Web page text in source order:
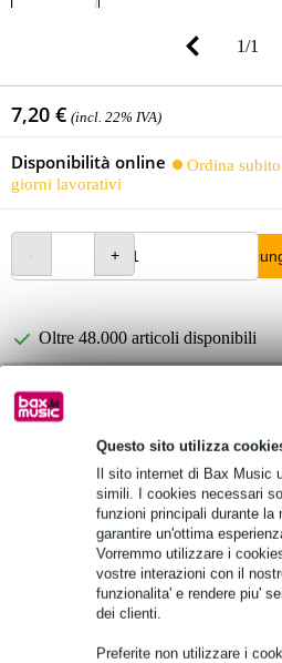
Questo sito utilizza
Il sito internet di Bax Music
simili. I cookies necessari
funzioni principali durante la
garantire un'ottima
Vorremmo utilizzare i
vostre interazioni con il
funzionalita' e rendere piu'
dei clienti.
Preferite non utilizzare i
1/1
7,20 € (incl. 22% IVA)
Disponibilità online
Ordina
giorni lavorativi
Oltre 48.000 articoli disponibili
Informazioni sul prodotto
dimensioni_mm: 22 x 38 mm
tipo: condensatore elettrolitico
dettagli tecnici: 63 V DC, tolleranza
Specifiche complete
Accessori (7)